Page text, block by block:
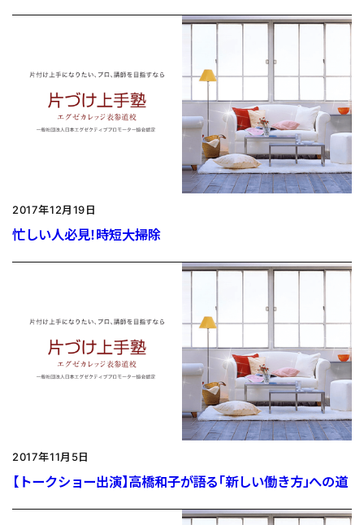
2017年12月19日
忙しい人必見！時短大掃除
2017年11月5日
【トークショー出演】高橋和子が語る「新しい働き方」への道